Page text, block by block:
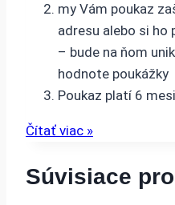
my Vám poukaz
adresu alebo si ho
– bude na ňom
hodnote poukážky
Poukaz platí 6
Čítať viac »
Súvisiace